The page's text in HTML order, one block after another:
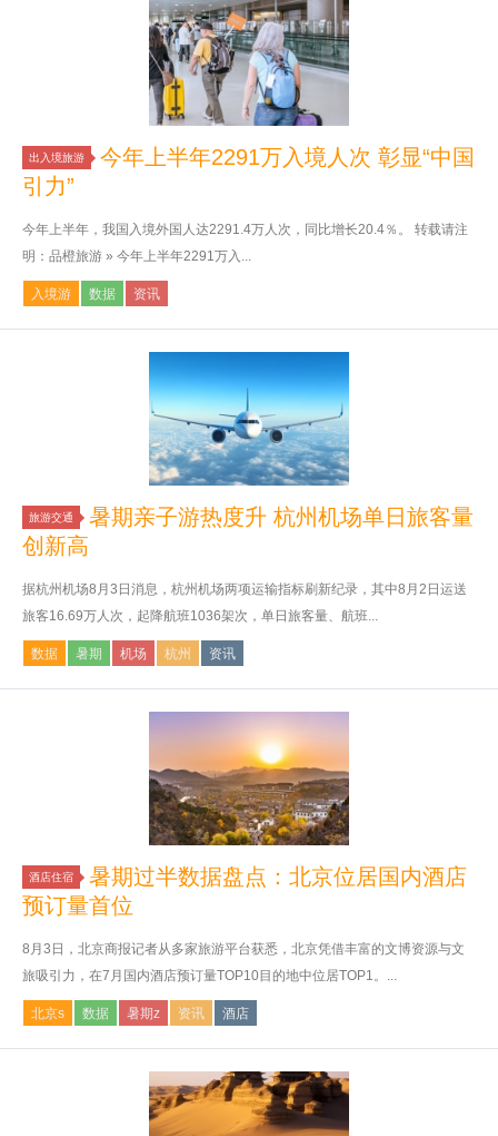
出入境旅游
今年上半年2291万入境人次 彰显“中国
引力”
今年上半年，我国入境外国人达2291.4万人次，同比增长20.4％。 转载请注
明：品橙旅游 » 今年上半年2291万入...
入境游 数据 资讯
旅游交通
暑期亲子游热度升 杭州机场单日旅客量
创新高
据杭州机场8月3日消息，杭州机场两项运输指标刷新纪录，其中8月2日运送
旅客16.69万人次，起降航班1036架次，单日旅客量、航班...
数据 暑期 机场 杭州 资讯
酒店住宿
暑期过半数据盘点：北京位居国内酒店
预订量首位
8月3日，北京商报记者从多家旅游平台获悉，北京凭借丰富的文博资源与文
旅吸引力，在7月国内酒店预订量TOP10目的地中位居TOP1。...
北京s 数据 暑期z 资讯 酒店